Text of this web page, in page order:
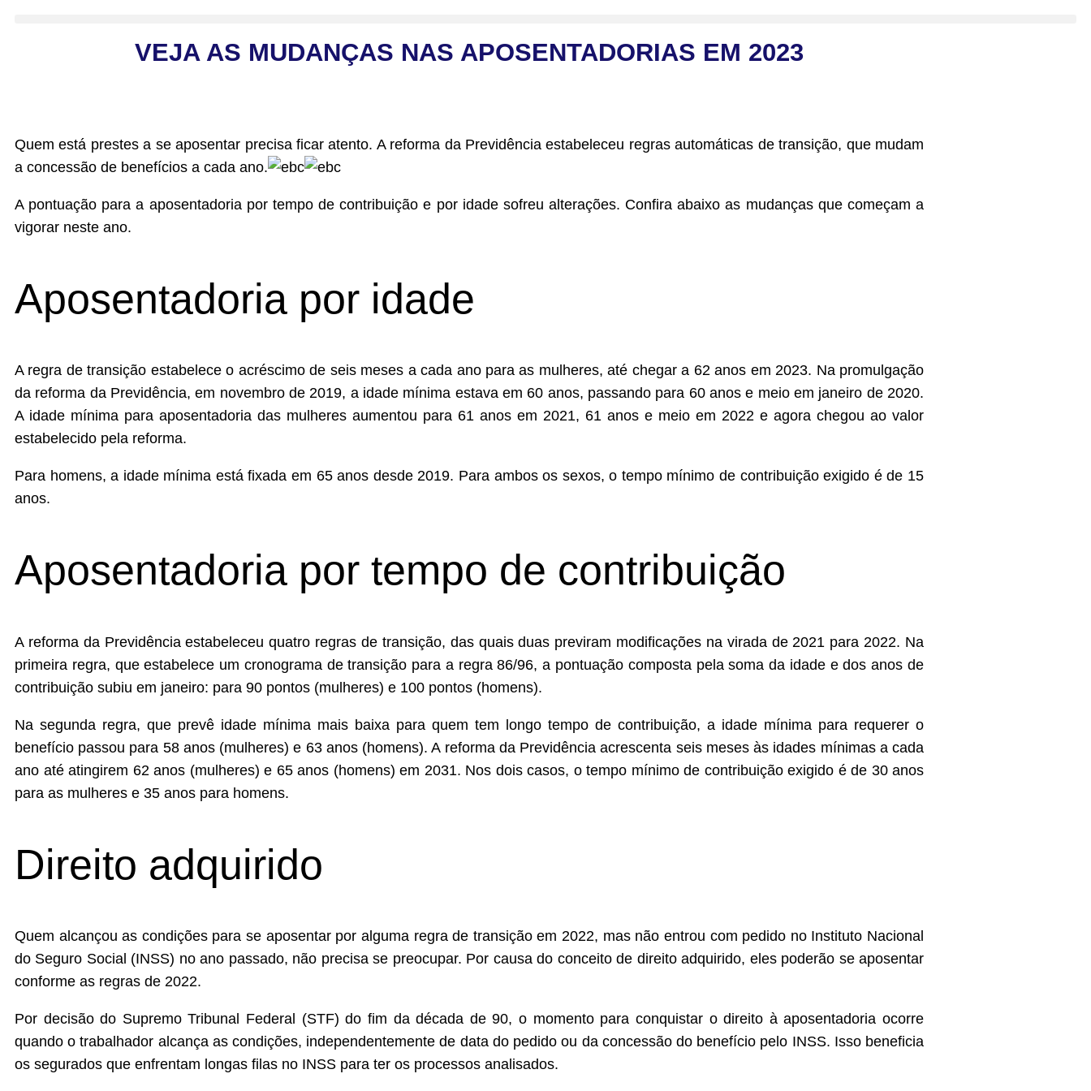
VEJA AS MUDANÇAS NAS APOSENTADORIAS EM 2023
Quem está prestes a se aposentar precisa ficar atento. A reforma da Previdência estabeleceu regras automáticas de transição, que mudam
a concessão de benefícios a cada ano.
A pontuação para a aposentadoria por tempo de contribuição e por idade sofreu alterações. Confira abaixo as mudanças que começam a
vigorar neste ano.
Aposentadoria por idade
A regra de transição estabelece o acréscimo de seis meses a cada ano para as mulheres, até chegar a 62 anos em 2023. Na promulgação
da reforma da Previdência, em novembro de 2019, a idade mínima estava em 60 anos, passando para 60 anos e meio em janeiro de 2020.
A idade mínima para aposentadoria das mulheres aumentou para 61 anos em 2021, 61 anos e meio em 2022 e agora chegou ao valor
estabelecido pela reforma.
Para homens, a idade mínima está fixada em 65 anos desde 2019. Para ambos os sexos, o tempo mínimo de contribuição exigido é de 15
anos.
Aposentadoria por tempo de contribuição
A reforma da Previdência estabeleceu quatro regras de transição, das quais duas previram modificações na virada de 2021 para 2022. Na
primeira regra, que estabelece um cronograma de transição para a regra 86/96, a pontuação composta pela soma da idade e dos anos de
contribuição subiu em janeiro: para 90 pontos (mulheres) e 100 pontos (homens).
Na segunda regra, que prevê idade mínima mais baixa para quem tem longo tempo de contribuição, a idade mínima para requerer o
benefício passou para 58 anos (mulheres) e 63 anos (homens). A reforma da Previdência acrescenta seis meses às idades mínimas a cada
ano até atingirem 62 anos (mulheres) e 65 anos (homens) em 2031. Nos dois casos, o tempo mínimo de contribuição exigido é de 30 anos
para as mulheres e 35 anos para homens.
Direito adquirido
Quem alcançou as condições para se aposentar por alguma regra de transição em 2022, mas não entrou com pedido no Instituto Nacional
do Seguro Social (INSS) no ano passado, não precisa se preocupar. Por causa do conceito de direito adquirido, eles poderão se aposentar
conforme as regras de 2022.
Por decisão do Supremo Tribunal Federal (STF) do fim da década de 90, o momento para conquistar o direito à aposentadoria ocorre
quando o trabalhador alcança as condições, independentemente de data do pedido ou da concessão do benefício pelo INSS. Isso beneficia
os segurados que enfrentam longas filas no INSS para ter os processos analisados.